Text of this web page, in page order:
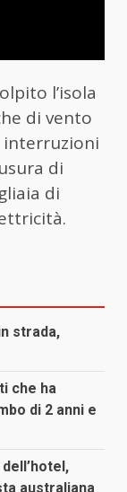
l’isola
di vento
interruzioni
di
di
strada,
che ha
di 2 anni e
australiana